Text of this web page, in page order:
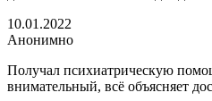
10.01.2022
Анонимно
Получал психиатрическую
внимательный, всё объясняет